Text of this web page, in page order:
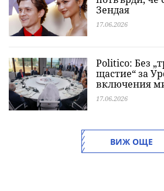
Зендая
17.06.2026
Politico: Без
щастие“ за
включения
17.06.2026
ВИЖ ОЩЕ